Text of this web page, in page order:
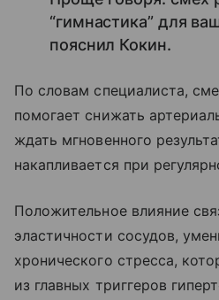
“гимнастика” для
пояснил Кокин.
По словам специалиста,
помогает снижать
ждать мгновенного
накапливается при
Положительное влияние
эластичности сосудов,
хронического стресса,
из главных триггеров